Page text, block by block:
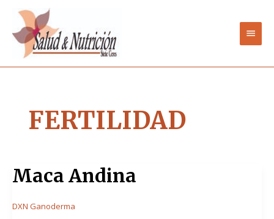
contenido
FERTILIDAD
Maca Andina
DXN Ganoderma
Maca
Andina